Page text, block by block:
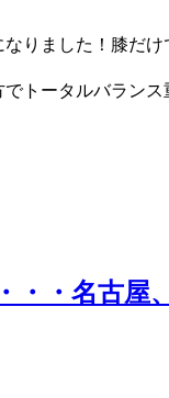
りました！膝だ
トータルバラン
・・名古屋